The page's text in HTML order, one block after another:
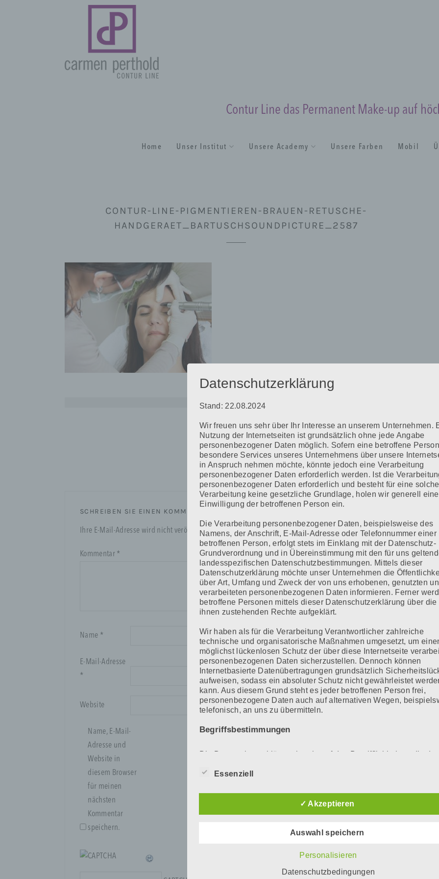
Contur Line das Permanent Make-up auf
Home Unser Institut Unsere Academy Unsere Farben Mobil
CONTUR-LINE-PIGMENTIEREN-BRAUEN-RETUSCHE-
HANDGERAET_BARTUSCHSOUNDPICTURE_2587
CONTUR-LINE-PIGMENTIEREN-BRAUEN-
RETUSCHE-
HANDGERAET_BARTUSCHSOUNDPICTURE_2587
SCHREIBEN SIE EINEN KOMMENTAR
Ihre E-Mail-Adresse wird nicht veröffentlicht. Erforderliche Felder sind mit *markiert
Kommentar *
Name *
E-Mail-Adresse
*
Website
Name, E-Mail-
Adresse und
Website in
diesem Browser
für meinen
nächsten
Kommentar
speichern.
Datenschutzerklärung
Stand: 22.08.2024
Wir freuen uns sehr über Ihr Interesse an unserem Unternehmen.
Nutzung der Internetseiten ist grundsätzlich ohne jede Angabe
personenbezogener Daten möglich. Sofern eine betroffene Person
besondere Services unseres Unternehmens über unsere
in Anspruch nehmen möchte, könnte jedoch eine Verarbeitung
personenbezogener Daten erforderlich werden. Ist die
personenbezogener Daten erforderlich und besteht für eine solche
Verarbeitung keine gesetzliche Grundlage, holen wir generell eine
Einwilligung der betroffenen Person ein.
Die Verarbeitung personenbezogener Daten, beispielsweise des
Namens, der Anschrift, E-Mail-Adresse oder Telefonnummer einer
betroffenen Person, erfolgt stets im Einklang mit der Datenschutz-
Grundverordnung und in Übereinstimmung mit den für uns
landesspezifischen Datenschutzbestimmungen. Mittels dieser
Datenschutzerklärung möchte unser Unternehmen die
über Art, Umfang und Zweck der von uns erhobenen, genutzten
verarbeiteten personenbezogenen Daten informieren. Ferner
betroffene Personen mittels dieser Datenschutzerklärung über die
ihnen zustehenden Rechte aufgeklärt.
Wir haben als für die Verarbeitung Verantwortlicher zahlreiche
technische und organisatorische Maßnahmen umgesetzt, um
möglichst lückenlosen Schutz der über diese Internetseite
personenbezogenen Daten sicherzustellen. Dennoch können
Internetbasierte Datenübertragungen grundsätzlich
aufweisen, sodass ein absoluter Schutz nicht gewährleistet
kann. Aus diesem Grund steht es jeder betroffenen Person frei,
personenbezogene Daten auch auf alternativen Wegen,
telefonisch, an uns zu übermitteln.
Begriffsbestimmungen
Die Datenschutzerklärung beruht auf den Begrifflichkeiten, die
Datenschutz-Grundverordnung (DS-GVO) verwendet wurden.
unsere Kunden und Geschäftspartner einfach lesbar und
sein. Um dies zu gewährleisten, möchten wir vorab die
Begrifflichkeiten erläutern.
Wir verwenden in dieser Datenschutzerklärung unter anderem die
a) personenbezogene Daten
Essenziell
✓ Akzeptieren
Auswahl speichern
Personalisieren
Datenschutzbedingungen